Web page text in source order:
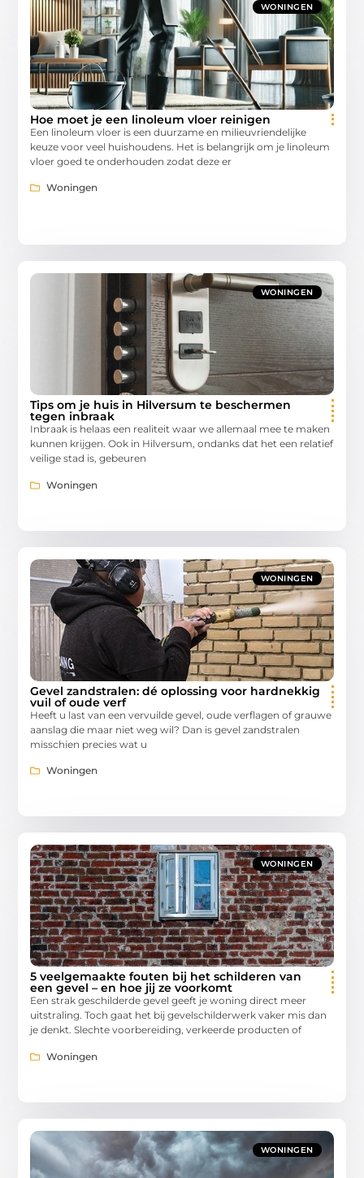
WONINGEN
Hoe moet je een linoleum vloer reinigen
Een linoleum vloer is een duurzame en milieuvriendelijke
keuze voor veel huishoudens. Het is belangrijk om je linoleum
vloer goed te onderhouden zodat deze er
Woningen
WONINGEN
Tips om je huis in Hilversum te beschermen
tegen inbraak
Inbraak is helaas een realiteit waar we allemaal mee te maken
kunnen krijgen. Ook in Hilversum, ondanks dat het een relatief
veilige stad is, gebeuren
Woningen
WONINGEN
Gevel zandstralen: dé oplossing voor hardnekkig
vuil of oude verf
Heeft u last van een vervuilde gevel, oude verflagen of grauwe
aanslag die maar niet weg wil? Dan is gevel zandstralen
misschien precies wat u
Woningen
WONINGEN
5 veelgemaakte fouten bij het schilderen van
een gevel – en hoe jij ze voorkomt
Een strak geschilderde gevel geeft je woning direct meer
uitstraling. Toch gaat het bij gevelschilderwerk vaker mis dan
je denkt. Slechte voorbereiding, verkeerde producten of
Woningen
WONINGEN